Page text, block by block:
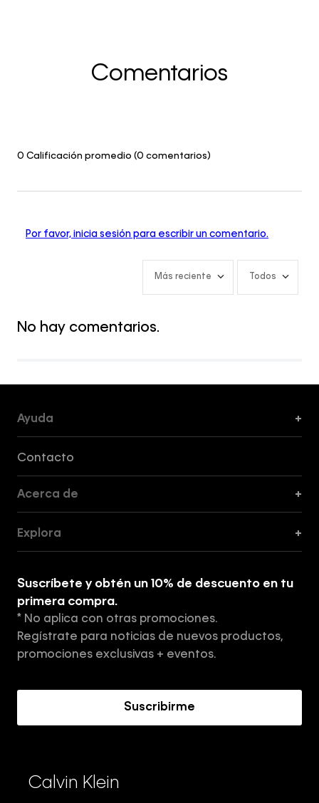
Comentarios
0 Calificación promedio (0 comentarios)
Por favor, inicia sesión para escribir un comentario.
Más reciente Todos
No hay comentarios.
Ayuda +
Contacto
Acerca de +
Tiendas
Aviso de privacidad
Términos y Condiciones
Explora +
Suscríbete y obtén un 10% de descuento en tu
primera compra.
* No aplica con otras promociones.
Regístrate para noticias de nuevos productos,
promociones exclusivas + eventos.
Suscribirme
Calvin Klein